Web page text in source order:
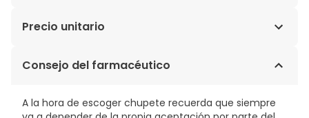
100% Silicona.
Precio unitario
3,93€ / Unidades
Consejo del farmacéutico
A la hora de escoger chupete recuerda que siempre